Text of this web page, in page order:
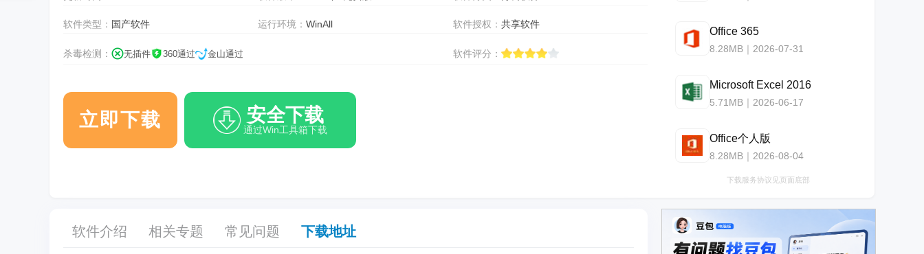
软件类型： 国产软件 运行环境：WinAll 软件授权： 共享软件
杀毒检测： 无插件 360通过 金山通过 软件评分：
立即下载 安全下载
通过Win工具箱下载
Office 365
8.28MB｜2026-07-31
Microsoft Excel 2016
5.71MB｜2026-06-17
Office个人版
8.28MB｜2026-08-04
下载服务协议见页面底部
软件介绍 相关专题 常见问题 下载地址